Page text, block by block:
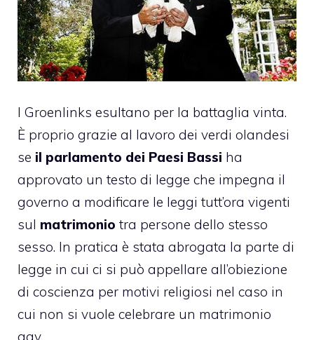
I Groenlinks esultano per la battaglia vinta.
È proprio grazie al lavoro dei verdi olandesi
se il parlamento dei Paesi Bassi ha
approvato un testo di legge che impegna il
governo a modificare le leggi tutt’ora vigenti
sul matrimonio tra persone dello stesso
sesso. In pratica è stata abrogata la parte di
legge in cui ci si può appellare all’obiezione
di coscienza per motivi religiosi nel caso in
cui non si vuole celebrare un matrimonio
gay.